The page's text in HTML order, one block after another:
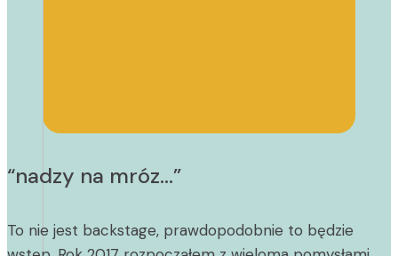
“nadzy na mróz…”
To nie jest backstage, prawdopodobnie to będzie